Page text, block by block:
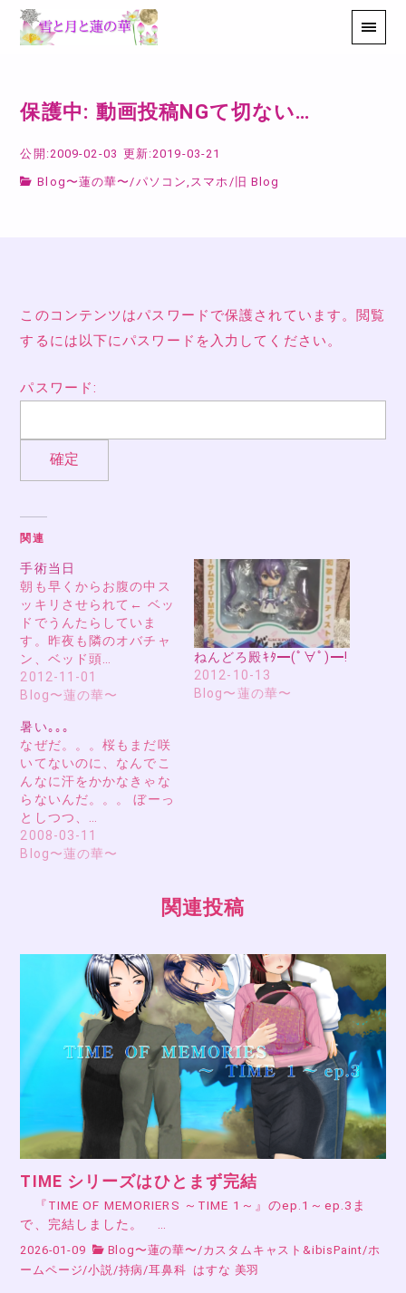
保護中: 動画投稿NGて切ない…
公開:2009-02-03 更新:2019-03-21
Blog〜蓮の華〜 /パソコン,スマホ / 旧 Blog
このコンテンツはパスワードで保護されています。閲覧
するには以下にパスワードを入力してください。
パスワード:
関連
手術当日
朝も早くからお腹の中ス
ッキリさせられて← ベッ
ドでうんたらしていま
す。昨夜も隣のオバチャ
ン、ベッド頭…
2012-11-01
Blog〜蓮の華〜
ねんどろ殿ｷﾀ━(ﾟ∀ﾟ)━!
2012-10-13
Blog〜蓮の華〜
暑い｡｡｡
なぜだ。。。桜もまだ咲
いてないのに、なんでこ
んなに汗をかかなきゃな
らないんだ。。。 ぼーっ
としつつ、…
2008-03-11
Blog〜蓮の華〜
関連投稿
TIME シリーズはひとまず完結
『TIME OF MEMORIERS ～TIME 1～』のep.1～ep.3ま
で、完結しました。 …
2026-01-09 Blog〜蓮の華〜 /カスタムキャスト&ibisPaint/ホ
ームページ/小説 /持病 /耳鼻科 はすな 美羽